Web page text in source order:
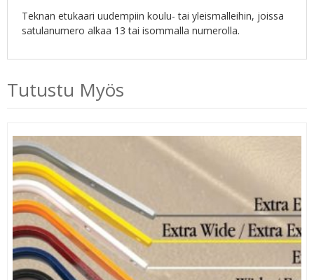
Teknan etukaari uudempiin koulu- tai yleismalleihin, joissa
satulanumero alkaa 13 tai isommalla numerolla.
Tutustu Myös